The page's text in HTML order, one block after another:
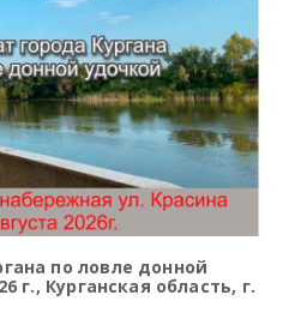
по ловле донной
г., Курганская область, г.